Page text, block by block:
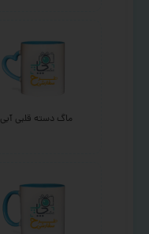
ماگ دسته قلبی آبی